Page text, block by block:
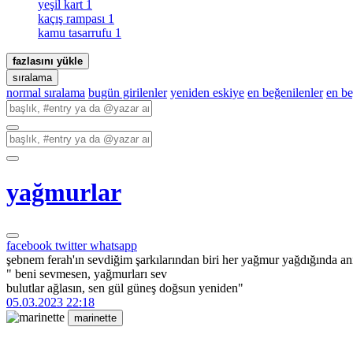
yeşil kart 1
kaçış rampası 1
kamu tasarrufu 1
fazlasını yükle
sıralama
normal sıralama bugün girilenler yeniden eskiye en beğenilenler en
yağmurlar
facebook twitterwhatsapp
şebnem ferah'ın sevdiğim şarkılarından biri her yağmur yağdığında
" beni sevmesen, yağmurları sev
bulutlar ağlasın, sen gül güneş doğsun yeniden"
05.03.2023 22:18
marinette